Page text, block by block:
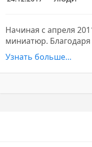
Начиная с апреля
миниатюр.
Узнать больше…